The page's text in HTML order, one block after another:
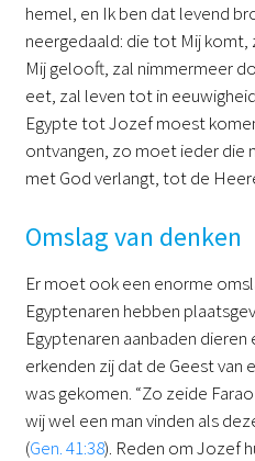
hemel, en Ik ben dat levend
neergedaald: die tot Mij komt,
Mij gelooft, zal nimmermeer
eet, zal leven tot in
Egypte tot Jozef moest
ontvangen, zo moet ieder die
met God verlangt, tot de
Omslag van denken
Er moet ook een enorme
Egyptenaren hebben
Egyptenaren aanbaden
erkenden zij dat de Geest van
was gekomen. “Zo zeide
wij wel een man vinden als
(Gen. 41:38). Reden om Jozef